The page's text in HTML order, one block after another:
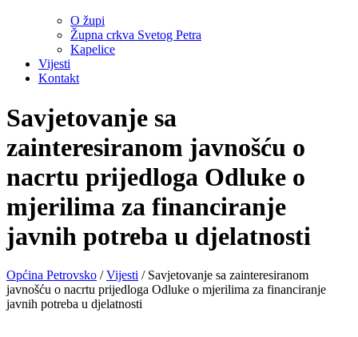
O župi
Župna crkva Svetog Petra
Kapelice
Vijesti
Kontakt
Savjetovanje sa
zainteresiranom javnošću o
nacrtu prijedloga Odluke o
mjerilima za financiranje
javnih potreba u djelatnosti
Općina Petrovsko /Vijesti / Savjetovanje sa zainteresiranom
javnošću o nacrtu prijedloga Odluke o mjerilima za financiranje
javnih potreba u djelatnosti